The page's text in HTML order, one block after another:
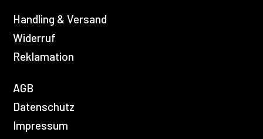
Handling & Versand
Widerruf
Reklamation
AGB
Datenschutz
Impressum